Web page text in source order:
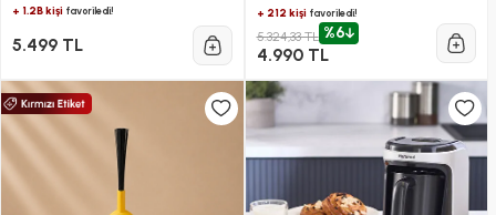
+ 1.2B kişi favoriledi!
5.499 TL
+ 212 kişifavoriledi!
5.324,33 TL %6
4.990 TL